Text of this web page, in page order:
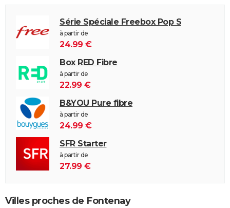
Série Spéciale Freebox Pop S
à partir de
24.99 €
Box RED Fibre
à partir de
22.99 €
B&YOU Pure fibre
à partir de
24.99 €
SFR Starter
à partir de
27.99 €
Villes proches de Fontenay